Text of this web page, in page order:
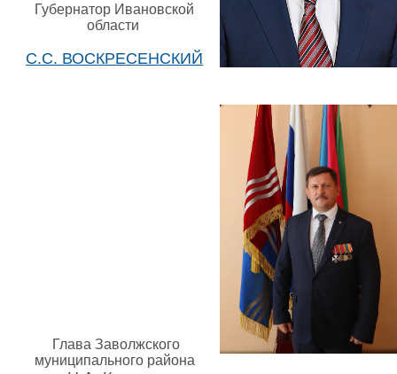
Губернатор Ивановской
области
С.С. ВОСКРЕСЕНСКИЙ
Глава Заволжского
муниципального района